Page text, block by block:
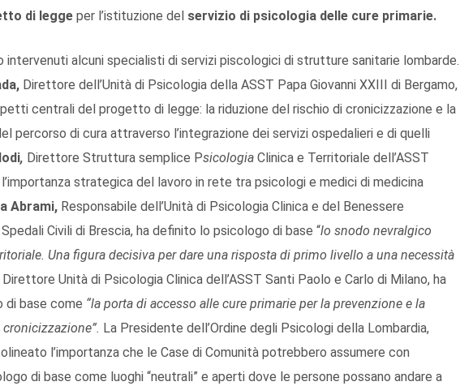
di legge per l’istituzione del servizio di psicologia delle cure primarie.
intervenuti alcuni specialisti di servizi piscologici di strutture sanitarie lombarde.
Direttore dell’Unità di Psicologia della ASST Papa Giovanni XXIII di Bergamo,
centrali del progetto di legge: la riduzione del rischio di cronicizzazione e la
percorso di cura attraverso l’integrazione dei servizi ospedalieri e di quelli
, Direttore Struttura semplice Psicologia Clinica e Territoriale dell’ASST
strategica del lavoro in rete tra psicologi e medici di medicina
Abrami, Responsabile dell’Unità di Psicologia Clinica e del Benessere
Civili di Brescia, ha definito lo psicologo di base “lo snodo nevralgico
Una figura decisiva per dare una risposta di primo livello a una necessità
Direttore Unità di Psicologia Clinica dell’ASST Santi Paolo e Carlo di Milano, ha
di base come “la porta di accesso alle cure primarie per la prevenzione e la
”. La Presidente dell’Ordine degli Psicologi della Lombardia,
l’importanza che le Case di Comunità potrebbero assumere con
di base come luoghi “neutrali” e aperti dove le persone possano andare a